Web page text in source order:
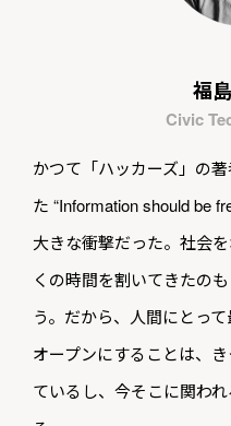
福
Civic
かつて「ハッカーズ」の
た “Information should be
大きな衝撃だった。社会
くの時間を割いてきたの
う。だから、人間にとっ
オープンにすることは、
ているし、今そこに関わ